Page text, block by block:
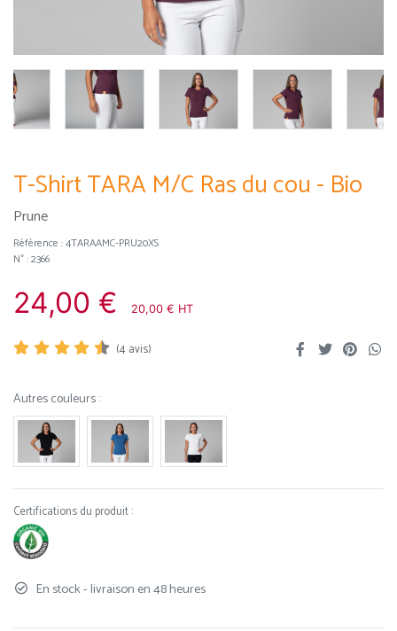
T-Shirt TARA M/C Ras du cou - Bio
Prune
Référence :4TARAAMC-PRU20XS
N° : 2366
24,00 € 20,00 € HT
(4avis)
Autres couleurs :
En stock - livraison en 48 heures
Certifications du produit :